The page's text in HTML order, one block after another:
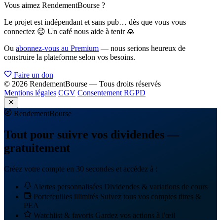
Vous aimez RendementBourse ?
Le projet est indépendant et sans pub… dès que vous vous
connectez 😉 Un café nous aide à tenir 🙏
Ou abonnez-vous au Premium — nous serions heureux de
construire la plateforme selon vos besoins.
Faire un don
© 2026 RendementBourse — Tous droits réservés
Mentions légales CGV Consentement RGPD
RendementBourse
Tout pour suivre vos dividendes —
gratuitement
Créez votre compte en 30 secondes et accédez à :
Alertes personnalisées Dividendes & variations de cours
Portefeuilles illimités Suivez tous vos comptes titres &
PEA
Watchlist & favoris Gardez vos actions à l'œil